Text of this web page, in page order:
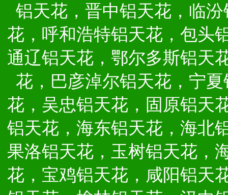
铝天花，晋中铝天花，临
花，呼和浩特铝天花，包头
通辽铝天花，鄂尔多斯铝天
花，巴彦淖尔铝天花，宁
花，吴忠铝天花，固原铝天
铝天花，海东铝天花，海北
果洛铝天花，玉树铝天花，
花，宝鸡铝天花，咸阳铝天